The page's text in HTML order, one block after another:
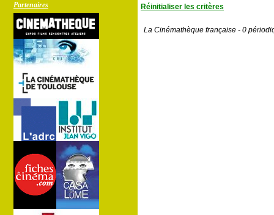
Partenaires
Réinitialiser les critères
La Cinémathèque française - 0